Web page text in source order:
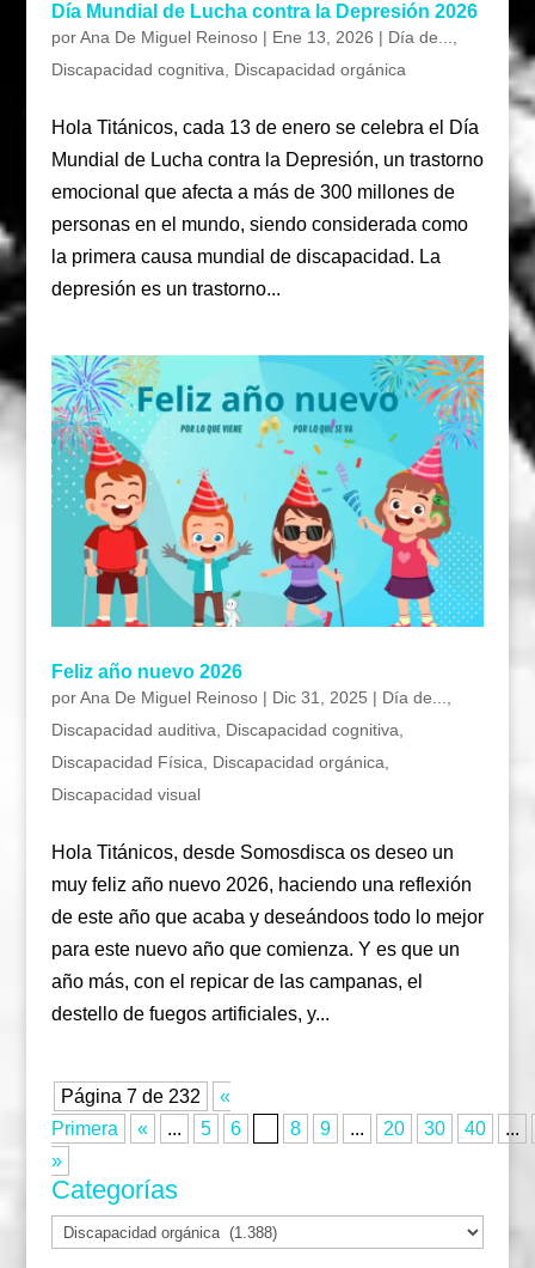
Día Mundial de Lucha contra la Depresión 2026
porAna De Miguel Reinoso| Ene 13, 2026 | Día de...
Discapacidad cognitiva
Discapacidad orgánica
Hola Titánicos, cada 13 de enero se celebra el Día
Mundial de Lucha contra la Depresión, un trastorno
emocional que afecta a más de 300 millones de
personas en el mundo, siendo considerada como
la primera causa mundial de discapacidad. La
depresión es un trastorno...
Feliz año nuevo 2026
porAna De Miguel Reinoso| Dic 31, 2025 | Día de...
Discapacidad auditiva
Discapacidad cognitiva
Discapacidad Física
Discapacidad orgánica
Discapacidad visual
Hola Titánicos, desde Somosdisca os deseo un
muy feliz año nuevo 2026, haciendo una reflexión
de este año que acaba y deseándoos todo lo mejor
para este nuevo año que comienza. Y es que un
año más, con el repicar de las campanas, el
destello de fuegos artificiales, y...
Página 7 de 232
«
Primera
« ... 5 6 8 9 ... 20 30 40
...
»
Categorías
Categorías